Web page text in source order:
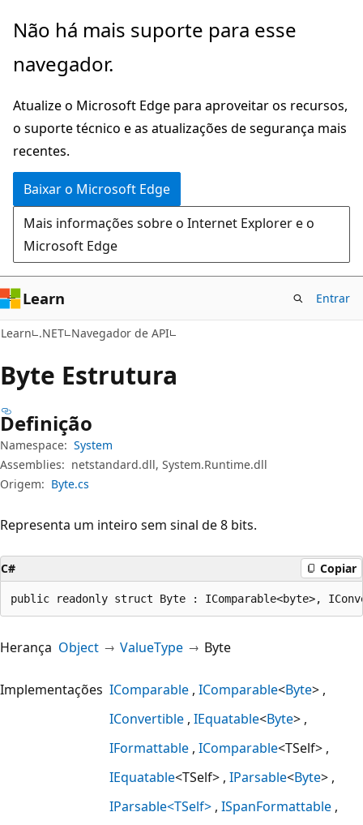
Pular
o
principal
Ignore
passe
a
navegação
na
página
Não há mais suporte para esse
navegador.
Atualize o Microsoft Edge para aproveitar os recursos,
o suporte técnico e as atualizações de segurança mais
recentes.
Baixar o Microsoft Edge
Mais informações sobre o Internet Explorer e o
Microsoft Edge
Learn Entrar
Learn .NET Navegador de API
Byte Estrutura
Definição
Namespace: System
Assemblies: netstandard.dll, System.Runtime.dll
Origem: Byte.cs
Representa um inteiro sem sinal de 8 bits.
C# Copiar
public readonly struct Byte : IComparable<byte>,
Herança Object ValueType Byte
Implementações IComparable IComparable<Byte>
IConvertible IEquatable<Byte>
IFormattable IComparable<TSelf>
IEquatable<TSelf> IParsable<Byte>
IParsable<TSelf> ISpanFormattable